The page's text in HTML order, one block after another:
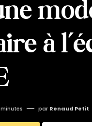
à
par Renaud Petit